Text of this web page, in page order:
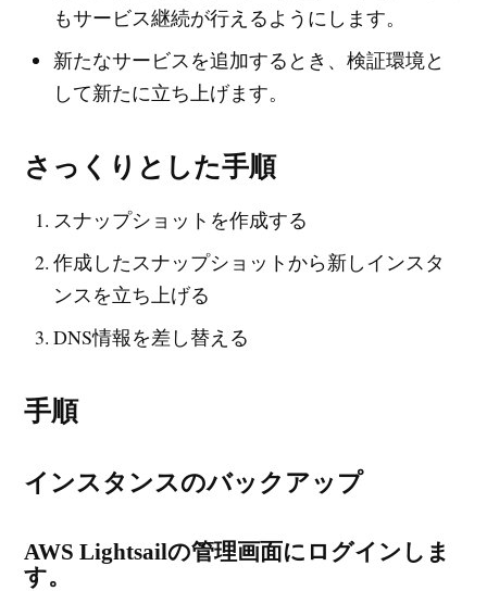
もサービス継続が行えるようにします。
新たなサービスを追加するとき、検証環境と
して新たに立ち上げます。
さっくりとした手順
スナップショットを作成する
作成したスナップショットから新しインスタ
ンスを立ち上げる
DNS情報を差し替える
手順
インスタンスのバックアップ
AWS Lightsailの管理画面にログインしま
す。